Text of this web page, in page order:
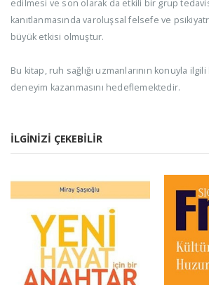
edilmesi ve son olarak da etkili bir grup
kanıtlanmasında varoluşsal felsefe ve
büyük etkisi olmuştur.
Bu kitap, ruh sağlığı uzmanlarının konuyla
deneyim kazanmasını hedeflemektedir.
İLGINIZI ÇEKEBILIR